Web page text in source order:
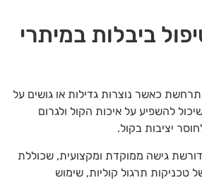
ביבלות במיתרי
כאשר נוצרות גדילות או גושים על
להשפיע על איכות הקול ולגרום
יציבות בקול.
גישה ממוקדת ומקצועית, שכוללת
טכניקות תרגול קוליות, שימוש